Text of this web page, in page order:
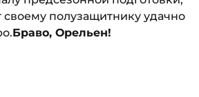
своему полузащитнику удачно
Браво, Орельен!